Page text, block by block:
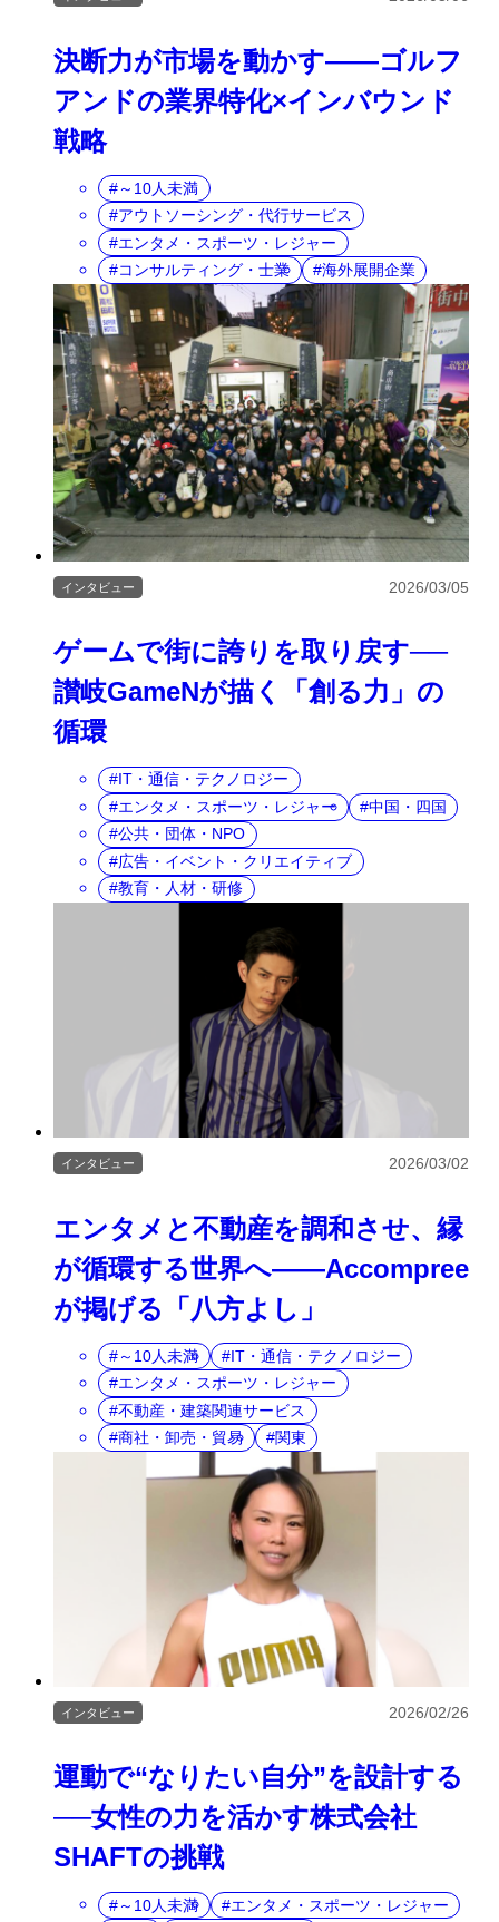
決断力が市場を動かす――ゴルフ
アンドの業界特化×インバウンド
戦略
～10人未満
アウトソーシング・代行サービス
エンタメ・スポーツ・レジャー
コンサルティング・士業
海外展開企業
ゲームで街に誇りを取り戻す──
讃岐GameNが描く「創る力」の
循環
インタビュー 2026/03/05
IT・通信・テクノロジー
エンタメ・スポーツ・レジャー
中国・四国
公共・団体・NPO
広告・イベント・クリエイティブ
教育・人材・研修
エンタメと不動産を調和させ、縁
が循環する世界へ――Accompree
が掲げる「八方よし」
インタビュー 2026/03/02
～10人未満
IT・通信・テクノロジー
エンタメ・スポーツ・レジャー
不動産・建築関連サービス
商社・卸売・貿易
関東
運動で“なりたい自分”を設計する
──女性の力を活かす株式会社
SHAFTの挑戦
インタビュー 2026/02/26
～10人未満
エンタメ・スポーツ・レジャー